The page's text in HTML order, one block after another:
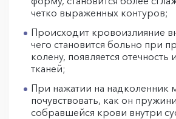
четко выраженных контуров;
Происходит кровоизлияние
чего становится больно при
колену, появляется отечность
тканей;
При нажатии на надколенник
почувствовать, как он
собравшейся крови внутри